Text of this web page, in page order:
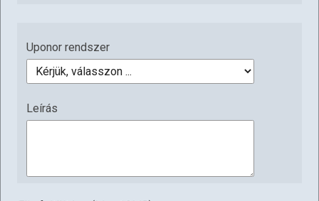
Uponor rendszer
Leírás